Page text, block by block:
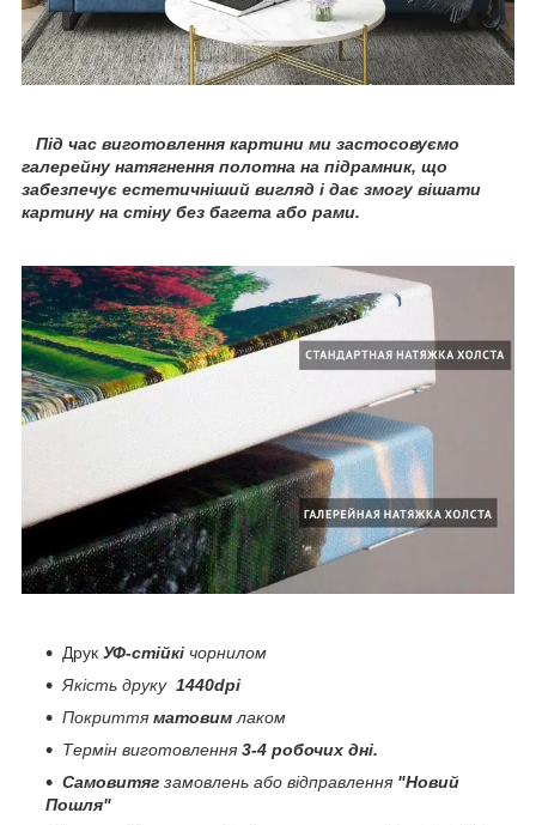
Під час виготовлення картини ми застосовуємо
галерейну натягнення полотна на підрамник, що
забезпечує естетичніший вигляд і дає змогу вішати
картину на стіну без багета або рами.
Друк УФ-стійкі чорнилом
Якість друку 1440dpi
Покриття матовим лаком
Термін виготовлення 3-4 робочих дні.
Самовитяг замовлень або відправлення "Новий
Пошля"